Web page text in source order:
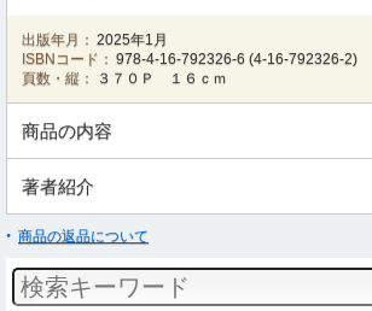
出版年月： 2025年1月
ISBNコード： 978-4-16-792326-6 (4-16-792326-2)
頁数・縦：
３７０Ｐ １６ｃｍ
商品の内容
著者紹介
商品の返品について